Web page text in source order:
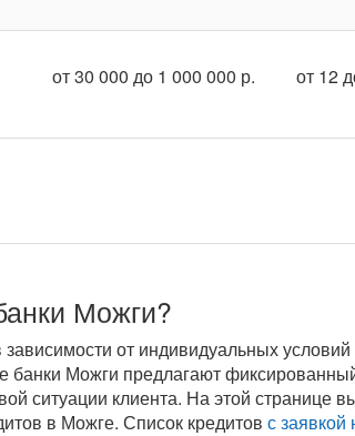
от 30 000 до 1 000 000 р. от 12
Можги?
от индивидуальных
банки Можги предлагают
ситуации клиента. На этой странице
в Можге. Список кредитов с заявкой